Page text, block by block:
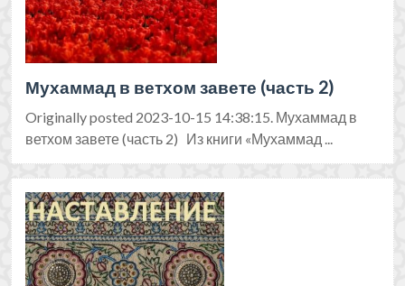
Мухаммад в ветхом завете (часть 2)
Originally posted 2023-10-15 14:38:15. Мухаммад в
ветхом завете (часть 2) Из книги «Мухаммад ...